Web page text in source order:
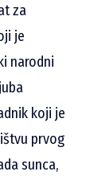
za
je
narodni
koji je
prvog
sunca,